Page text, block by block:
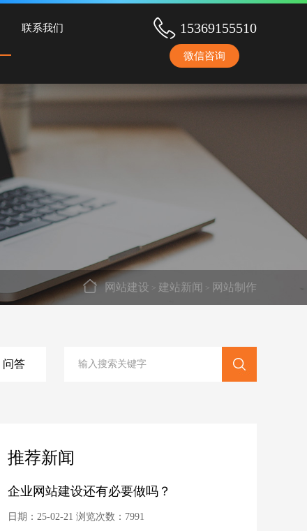
联系我们 15369155510
微信咨询
网站建设 > 建站新闻 > 网站制作
问答
推荐新闻
企业网站建设还有必要做吗？
日期：25-02-21 浏览次数： 7991